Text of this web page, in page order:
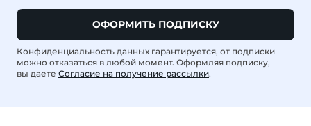
ОФОРМИТЬ ПОДПИСКУ
Конфиденциальность данных гарантируется, от подписки
можно отказаться в любой момент. Оформляя подписку,
вы даете Согласие на получение рассылки.